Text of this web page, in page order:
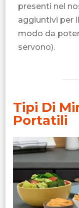
presenti nel
aggiuntivi per
modo da
servono).
Tipi Di
Portatili